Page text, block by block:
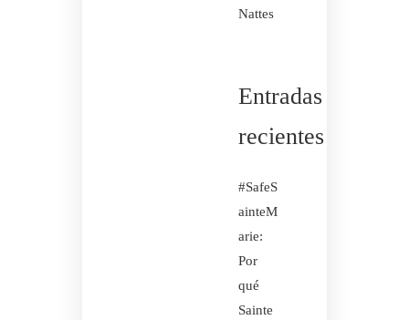
Nattes
Entradas
recientes
#SafeS
ainteM
arie:
Por
qué
Sainte